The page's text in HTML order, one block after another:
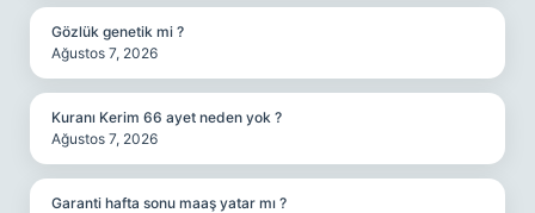
Gözlük genetik mi ?
Ağustos 7, 2026
Kuranı Kerim 66 ayet neden yok ?
Ağustos 7, 2026
Garanti hafta sonu maaş yatar mı ?